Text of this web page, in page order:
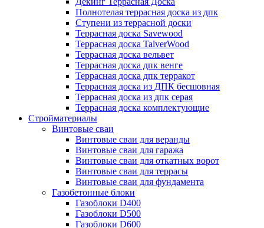
Полнотелая террасная доска из дпк
Ступени из террасной доски
Террасная доска Savewood
Террасная доска TalverWood
Террасная доска вельвет
Террасная доска дпк венге
Террасная доска дпк терракот
Террасная доска из ДПК бесшовная
Террасная доска из дпк серая
Террасная доска комплектующие
Стройматериалы
Винтовые сваи
Винтовые сваи для веранды
Винтовые сваи для гаража
Винтовые сваи для откатных ворот
Винтовые сваи для террасы
Винтовые сваи для фундамента
Газобетонные блоки
Газоблоки D400
Газоблоки D500
Газоблоки D600